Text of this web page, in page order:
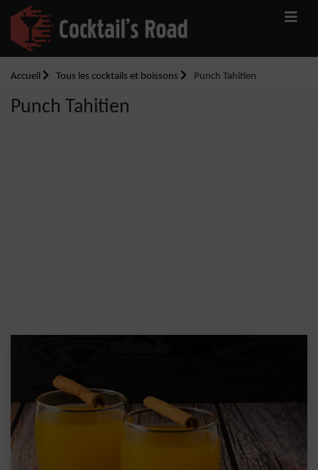
Accueil Tous les cocktails et boissons Punch Tahitien
Punch Tahitien